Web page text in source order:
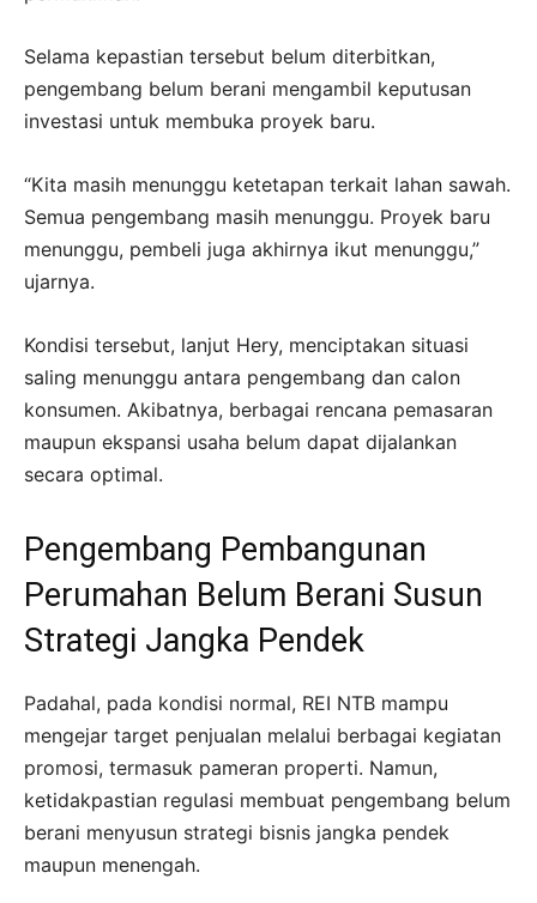
Selama kepastian tersebut belum diterbitkan,
pengembang belum berani mengambil keputusan
investasi untuk membuka proyek baru.
“Kita masih menunggu ketetapan terkait lahan sawah.
Semua pengembang masih menunggu. Proyek baru
menunggu, pembeli juga akhirnya ikut menunggu,”
ujarnya.
Kondisi tersebut, lanjut Hery, menciptakan situasi
saling menunggu antara pengembang dan calon
konsumen. Akibatnya, berbagai rencana pemasaran
maupun ekspansi usaha belum dapat dijalankan
secara optimal.
Pengembang Pembangunan
Perumahan Belum Berani Susun
Strategi Jangka Pendek
Padahal, pada kondisi normal, REI NTB mampu
mengejar target penjualan melalui berbagai kegiatan
promosi, termasuk pameran properti. Namun,
ketidakpastian regulasi membuat pengembang belum
berani menyusun strategi bisnis jangka pendek
maupun menengah.